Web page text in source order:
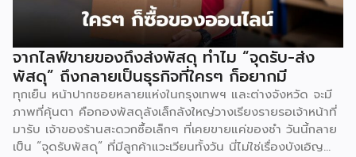
ล้านเหรียญสหรัฐ (ประมาณ 107,470 ล้านบาท) ขยายตัวร้อยละ
8.15 จากปี 2567 ที่มีมูลค่า 3,029.42 ล้านเหรียญสหรัฐ
(106,391 ล้านบาท) ตัวเลขดังกล่าวตอกย้ำความสามารถของไทย
ในการรักษาฐานการส่งออกในตลาดโลก แม้จะต้องเผชิญภาวะ
เศรษฐกิจโลกชะลอตัวและแรงกดดันด้านค่าครองชีพ ส่งผลให้ในปี
2568 ไทยยังคงครองตำแหน่งผู้ส่งออกอาหารสัตว์เลี้ยงอันดับ 2
ของโลก ด้วยสัดส่วนร้อยละ 10.2 ของมูลค่าการส่งออกทั่วโลก
เป็นรองเพียงเยอรมนีที่มีสัดส่วนร้อยละ 12.1 เท่านั้น […]
จากไลฟ์ขายของถึงส่งพัสดุ ทำไม “จุดรับ-ส่ง
พัสดุ” ถึงกลายเป็นธุรกิจที่ใครๆ ก็อยากมี
ทุกเย็น หน้าปากซอยหลายแห่งในกรุงเทพฯ และต่างจังหวัด จะมี
ภาพที่คุ้นตา คือกองพัสดุลังเล็กลังใหญ่วางเรียงรายรอเจ้าหน้าที่
มารับ เจ้าของร้านสะดวกซื้อเล็กๆ ที่เคยขายแค่ของชำ วันนี้กลาย
เป็น “จุดรับพัสดุ” ที่มีลูกค้าแวะเวียนทั้งวัน นี่ไม่ใช่เรื่องบังเอิญ